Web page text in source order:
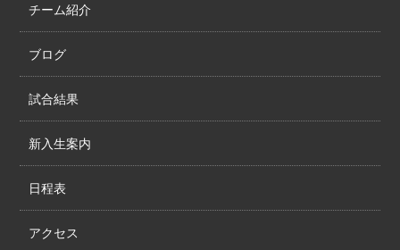
チーム紹介
ブログ
試合結果
新入生案内
日程表
アクセス